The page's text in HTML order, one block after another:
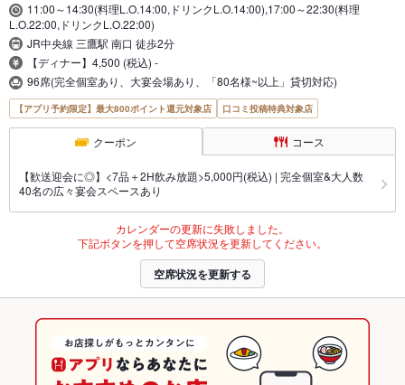
11:00～14:30(料理L.O.14:00,ドリンクL.O.14:00),17:00～22:30(料理
L.O.22:00,ドリンクL.O.22:00)
JR中央線 三鷹駅 南口 徒歩2分
【ディナー】4,500 (税込) -
96席(完全個室あり、大宴会場あり、「80名様~以上」貸切対応)
【アプリ予約限定】最大800ポイント還元対象店 口コミ投稿特典対象店
クーポン コース
【歓送迎会に◎】<7品＋2H飲み放題>5,000円(税込) | 完全個室&大人数
40名の広々宴会スペースあり
カレンダーの更新に失敗しました。
下記ボタンを押して空席状況を更新してください。
空席状況を更新する